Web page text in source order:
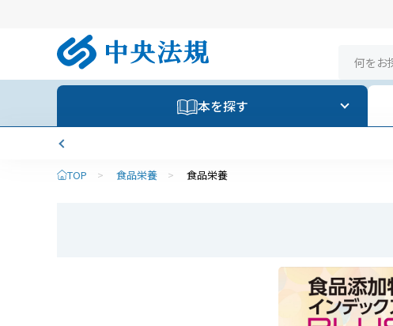
本を探す
TOP > 食品栄養 > 食品栄養